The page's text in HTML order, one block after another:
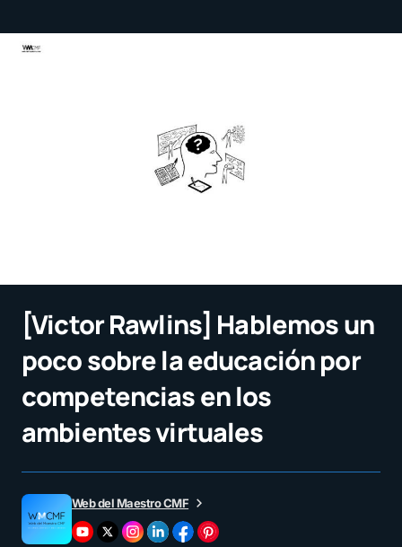
[Victor Rawlins] Hablemos un
poco sobre la educación por
competencias en los
ambientes virtuales
Web del Maestro CMF